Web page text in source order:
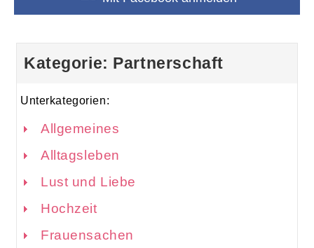
Kategorie: Partnerschaft
Unterkategorien:
Allgemeines
Alltagsleben
Lust und Liebe
Hochzeit
Frauensachen